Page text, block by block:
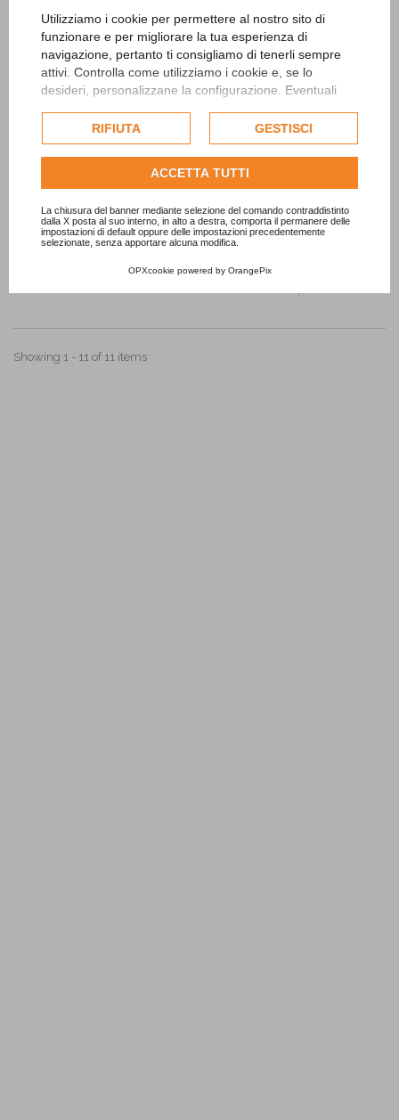
Utilizziamo i cookie per permettere al nostro sito di
funzionare e per migliorare la tua esperienza di
navigazione, pertanto ti consigliamo di tenerli sempre
attivi. Controlla come utilizziamo i cookie e, se lo
desideri, personalizzane la configurazione. Eventuali
esclusivamente previa acquisizione del consenso
dell'utente.
Consulta l'informativa cookie completa.
RIFIUTA GESTISCI
ACCETTA TUTTI
La chiusura del banner mediante selezione del comando contraddistinto
dalla X posta al suo interno, in alto a destra, comporta il permanere delle
impostazioni di default oppure delle impostazioni precedentemente
selezionate, senza apportare alcuna modifica.
OPXcookie powered by OrangePix
3,50 €
ADD TO CART
Add to
Showing 1 - 11 of 11 items